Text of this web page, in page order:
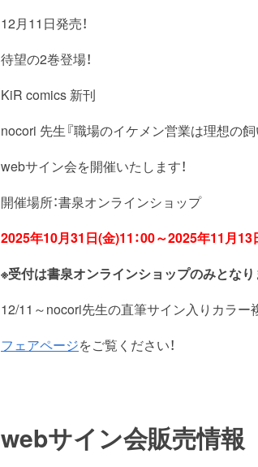
12月11日発売！
待望の2巻登場！
KiR comics 新刊
nocori 先生『職場のイケメン営業は理想の
webサイン会を開催いたします！
開催場所：書泉オンラインショップ
2025年10月31日(金)11：00～2025年11月13
※受付は書泉オンラインショップのみとな
12/11～nocori先生の直筆サイン入りカラー
フェアページをご覧ください！
webサイン会販売情報